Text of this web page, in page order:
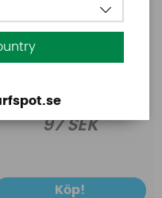
97 SEK
Köp!